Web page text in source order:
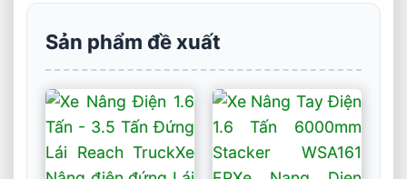
Sản phẩm đề xuất